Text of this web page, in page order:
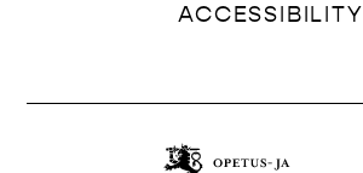
ACCESSIBILITY